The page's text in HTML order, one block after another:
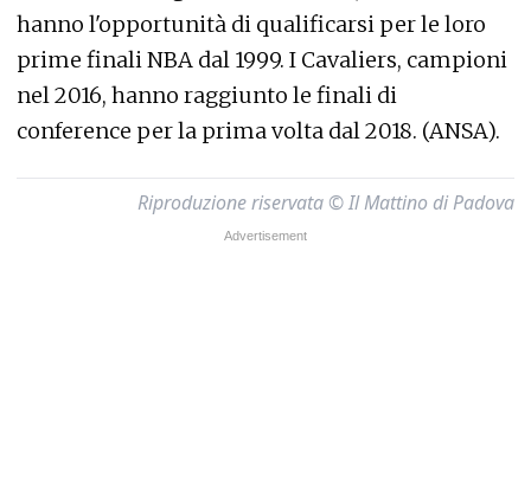
hanno l'opportunità di qualificarsi per le loro
prime finali NBA dal 1999. I Cavaliers, campioni
nel 2016, hanno raggiunto le finali di
conference per la prima volta dal 2018. (ANSA).
Riproduzione riservata © Il Mattino di Padova